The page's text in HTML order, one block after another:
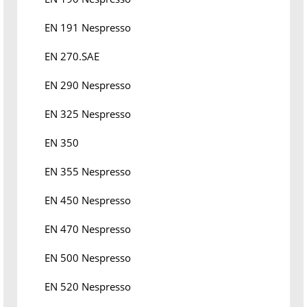
EN 191 Nespresso
EN 270.SAE
EN 290 Nespresso
EN 325 Nespresso
EN 350
EN 355 Nespresso
EN 450 Nespresso
EN 470 Nespresso
EN 500 Nespresso
EN 520 Nespresso